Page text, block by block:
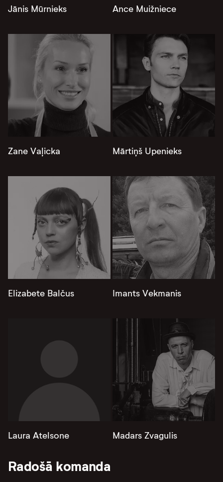
Jānis Mūrnieks Ance Muižniece
Zane Vaļicka Mārtiņš Upenieks
Elizabete Balčus Imants Vekmanis
Laura Atelsone Madars Zvagulis
Radošā komanda